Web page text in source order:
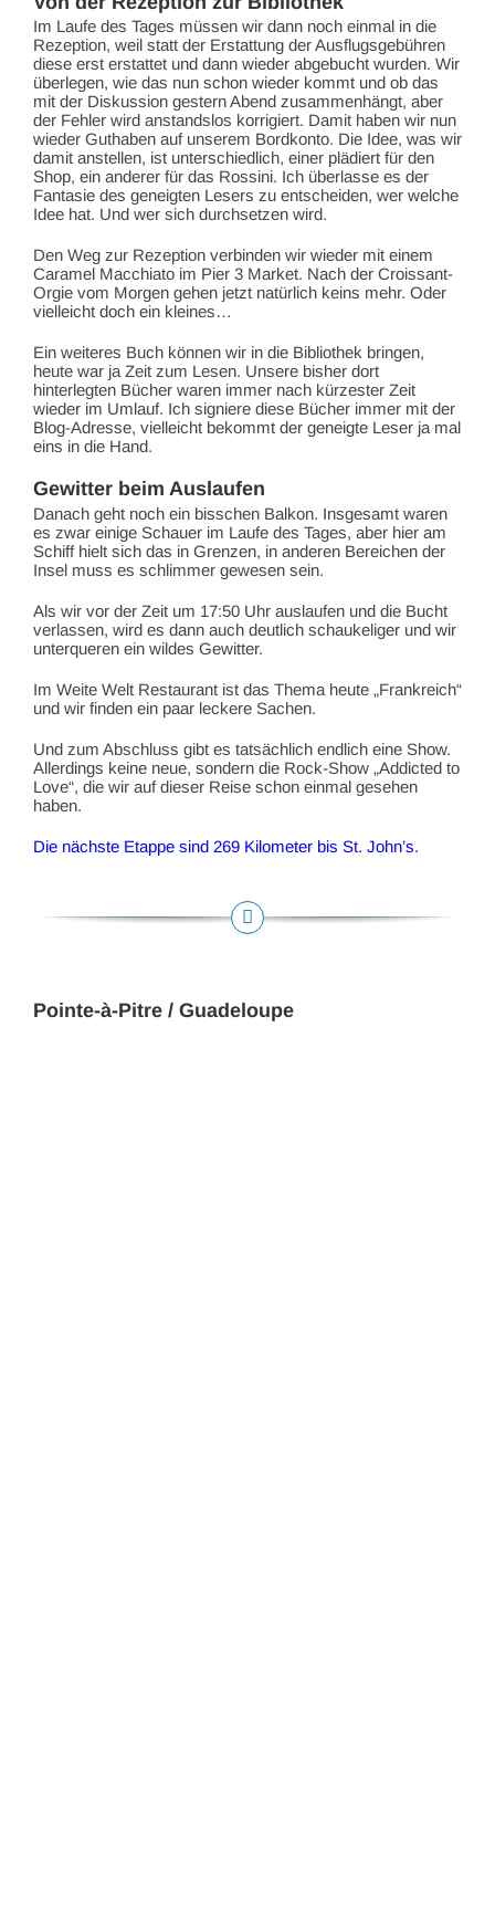
Im Laufe des Tages müssen wir dann noch einmal in die
Rezeption, weil statt der Erstattung der Ausflugsgebühren
diese erst erstattet und dann wieder abgebucht wurden. Wir
überlegen, wie das nun schon wieder kommt und ob das
mit der Diskussion gestern Abend zusammenhängt, aber
der Fehler wird anstandslos korrigiert. Damit haben wir nun
wieder Guthaben auf unserem Bordkonto. Die Idee, was wir
damit anstellen, ist unterschiedlich, einer plädiert für den
Shop, ein anderer für das Rossini. Ich überlasse es der
Fantasie des geneigten Lesers zu entscheiden, wer welche
Idee hat. Und wer sich durchsetzen wird.
Den Weg zur Rezeption verbinden wir wieder mit einem
Caramel Macchiato im Pier 3 Market. Nach der Croissant-
Orgie vom Morgen gehen jetzt natürlich keins mehr. Oder
vielleicht doch ein kleines…
Ein weiteres Buch können wir in die Bibliothek bringen,
heute war ja Zeit zum Lesen. Unsere bisher dort
hinterlegten Bücher waren immer nach kürzester Zeit
wieder im Umlauf. Ich signiere diese Bücher immer mit der
Blog-Adresse, vielleicht bekommt der geneigte Leser ja mal
eins in die Hand.
Gewitter beim Auslaufen
Danach geht noch ein bisschen Balkon. Insgesamt waren
es zwar einige Schauer im Laufe des Tages, aber hier am
Schiff hielt sich das in Grenzen, in anderen Bereichen der
Insel muss es schlimmer gewesen sein.
Als wir vor der Zeit um 17:50 Uhr auslaufen und die Bucht
verlassen, wird es dann auch deutlich schaukeliger und wir
unterqueren ein wildes Gewitter.
Im Weite Welt Restaurant ist das Thema heute „Frankreich“
und wir finden ein paar leckere Sachen.
Und zum Abschluss gibt es tatsächlich endlich eine Show.
Allerdings keine neue, sondern die Rock-Show „Addicted to
Love“, die wir auf dieser Reise schon einmal gesehen
haben.
Die nächste Etappe sind 269 Kilometer bis St. John’s.
Pointe-à-Pitre / Guadeloupe